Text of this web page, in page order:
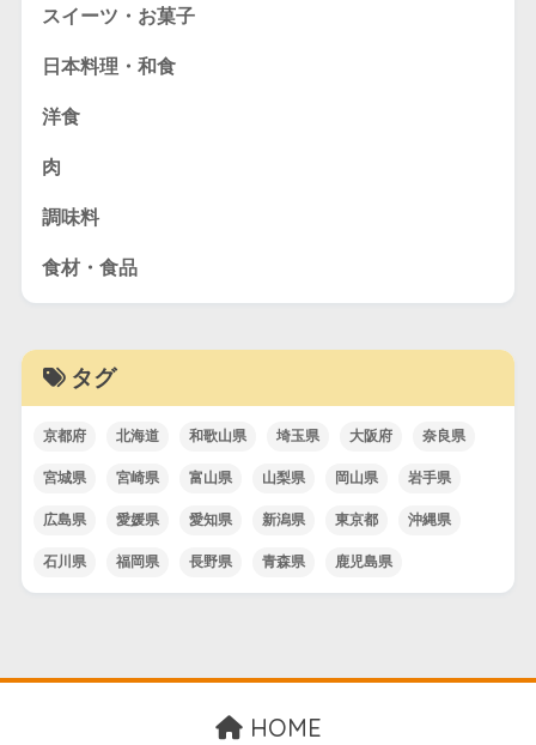
スイーツ・お菓子
日本料理・和食
洋食
肉
調味料
食材・食品
タグ
京都府 北海道 和歌山県 埼玉県 大阪府 奈良県
宮城県 宮崎県 富山県 山梨県 岡山県 岩手県
広島県 愛媛県 愛知県 新潟県 東京都 沖縄県
石川県 福岡県 長野県 青森県 鹿児島県
HOME